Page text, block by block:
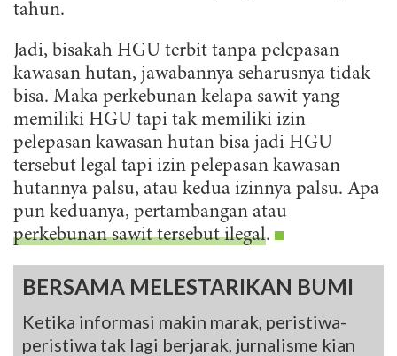
tahun.
Jadi, bisakah HGU terbit tanpa pelepasan
kawasan hutan, jawabannya seharusnya tidak
bisa. Maka perkebunan kelapa sawit yang
memiliki HGU tapi tak memiliki izin
pelepasan kawasan hutan bisa jadi HGU
tersebut legal tapi izin pelepasan kawasan
hutannya palsu, atau kedua izinnya palsu. Apa
pun keduanya, pertambangan atau
perkebunan sawit tersebut ilegal.
BERSAMA MELESTARIKAN BUMI
Ketika informasi makin marak, peristiwa-
peristiwa tak lagi berjarak, jurnalisme kian